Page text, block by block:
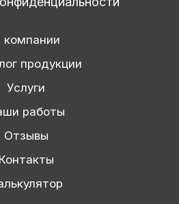
компании
продукции
Услуги
работы
Отзывы
Контакты